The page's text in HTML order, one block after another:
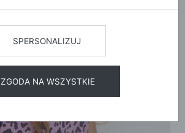
SPERSONALIZUJ
ZGODA NA WSZYSTKIE